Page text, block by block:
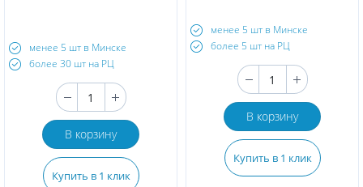
менее 5 шт в Минске
более 30 шт на РЦ
В корзину
Купить в 1 клик
менее 5 шт в Минске
более 5 шт на РЦ
В корзину
Купить в 1 клик